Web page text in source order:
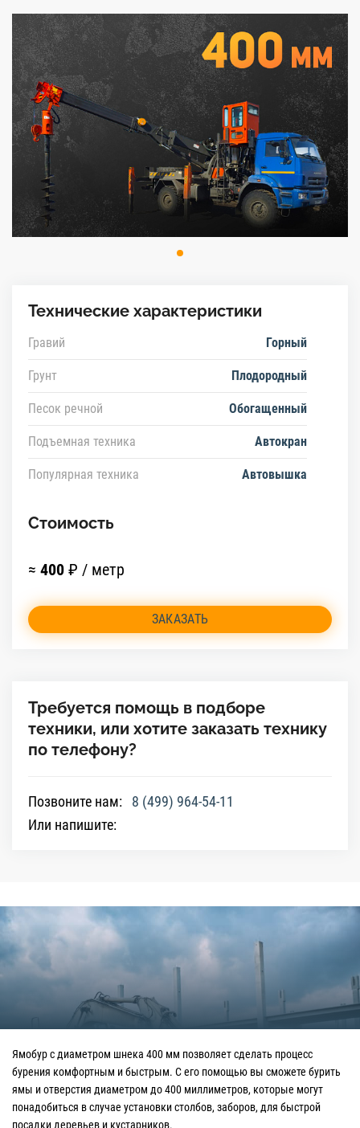
Технические характеристики
Гравий Горный
Грунт Плодородный
Песок речной Обогащенный
Подъемная техника Автокран
Популярная техника Автовышка
Стоимость
≈ 400 ₽ / метр
ЗАКАЗАТЬ
Требуется помощь в подборе
техники, или хотите заказать технику
по телефону?
Позвоните нам:
8 (499) 964-54-11
Или напишите:
Ямобур с диаметром шнека 400 мм позволяет сделать процесс
бурения комфортным и быстрым. С его помощью вы сможете бурить
ямы и отверстия диаметром до 400 миллиметров, которые могут
понадобиться в случае установки столбов, заборов, для быстрой
посадки деревьев и кустарников.